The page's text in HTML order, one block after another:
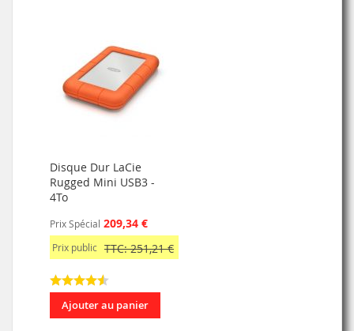
Disque Dur LaCie
Rugged Mini USB3 -
4To
Prix Spécial 209,34 €
Prix public TTC: 251,21 €
Ajouter au panier